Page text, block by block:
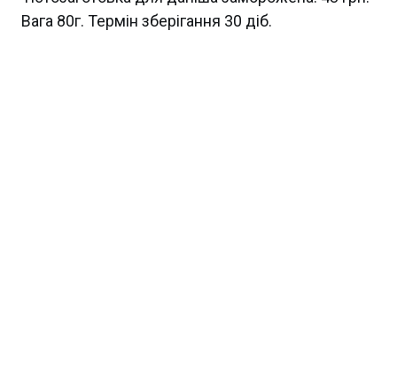
Вага 80г. Термін зберігання 30 діб.